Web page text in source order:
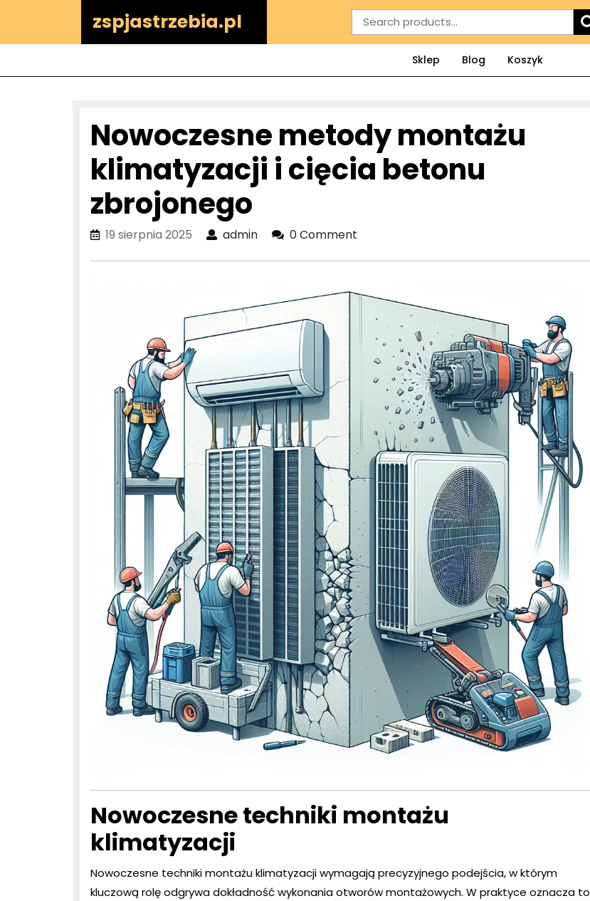
zspjastrzebia.pl
Search
for:
Sklep Blog Koszyk
Nowoczesne metody montażu
klimatyzacji i cięcia betonu
zbrojonego
19 sierpnia 2025 adminadmin0 Comment
Nowoczesne techniki montażu
klimatyzacji
Nowoczesne techniki montażu klimatyzacji wymagają precyzyjnego podejścia, w którym
kluczową rolę odgrywa dokładność wykonania otworów montażowych. W praktyce oznacza to